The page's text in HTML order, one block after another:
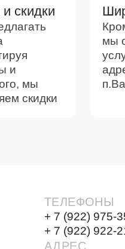
скидки
и
мы
скидки
мы
ТЕЛЕФОНЫ
+ 7 (922) 975-
+ 7 (922) 922-
АДРЕС